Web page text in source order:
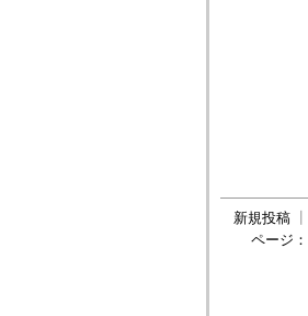
新規投稿
ページ：